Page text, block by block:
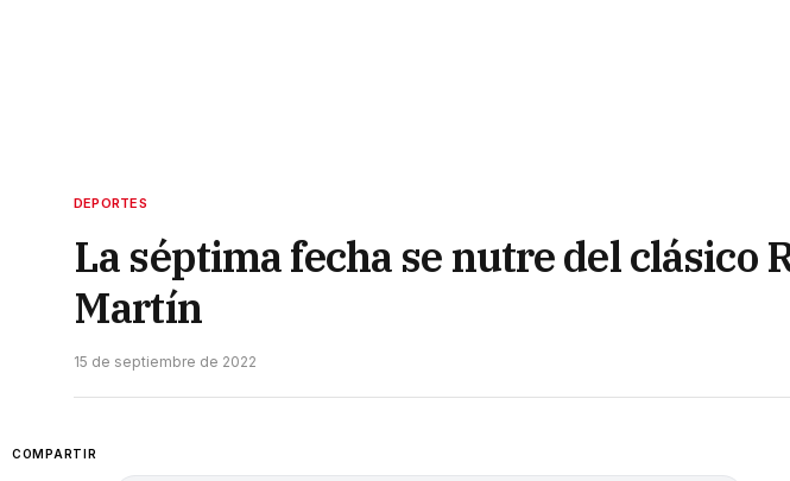
DEPORTES
La séptima fecha se nutre del clásico
Martín
15 de septiembre de 2022
COMPARTIR